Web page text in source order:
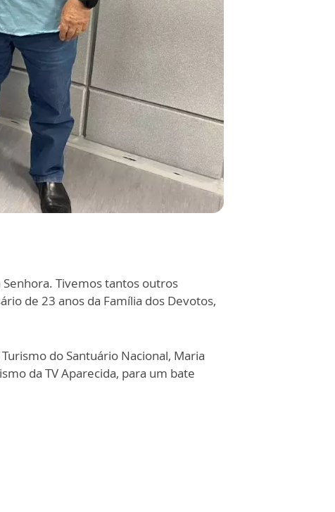
Tivemos tantos outros
de 23 anos da Família dos Devotos,
do Santuário Nacional, Maria
da TV Aparecida, para um bate